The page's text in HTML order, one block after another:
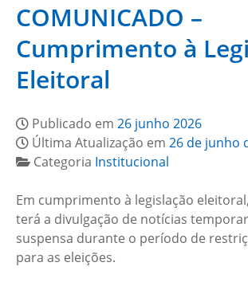
COMUNICADO –
Cumprimento à
Eleitoral
Publicado em 26 junho 2026
Última Atualização em 26 de junho
Categoria Institucional
Em cumprimento à legislação
terá a divulgação de notícias
suspensa durante o período de
para as eleições.